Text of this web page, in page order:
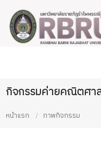
กิจกรรมค่ายคณิตศา
หน้าแรก ภาพกิจกรรม